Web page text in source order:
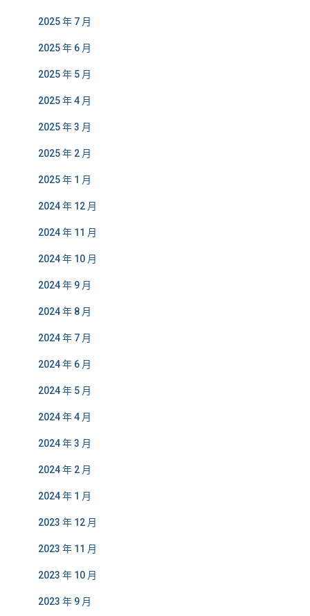
2025 年 7 月
2025 年 6 月
2025 年 5 月
2025 年 4 月
2025 年 3 月
2025 年 2 月
2025 年 1 月
2024 年 12 月
2024 年 11 月
2024 年 10 月
2024 年 9 月
2024 年 8 月
2024 年 7 月
2024 年 6 月
2024 年 5 月
2024 年 4 月
2024 年 3 月
2024 年 2 月
2024 年 1 月
2023 年 12 月
2023 年 11 月
2023 年 10 月
2023 年 9 月